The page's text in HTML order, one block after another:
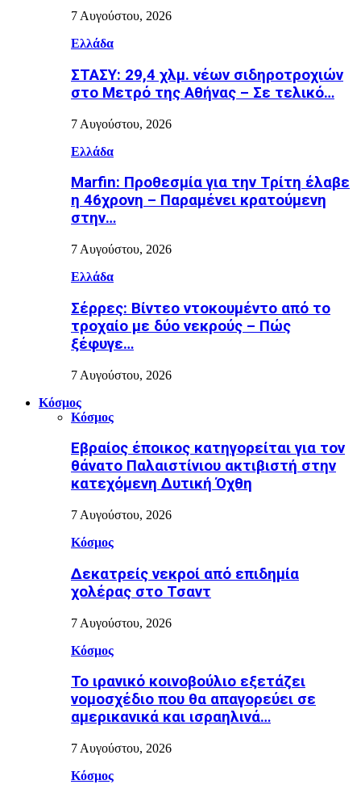
7 Αυγούστου, 2026
Ελλάδα
ΣΤΑΣΥ: 29,4 χλμ. νέων σιδηροτροχιών
στο Μετρό της Αθήνας – Σε τελικό…
7 Αυγούστου, 2026
Ελλάδα
Marfin: Προθεσμία για την Τρίτη έλαβε
η 46χρονη – Παραμένει κρατούμενη
στην…
7 Αυγούστου, 2026
Ελλάδα
Σέρρες: Βίντεο ντοκουμέντο από το
τροχαίο με δύο νεκρούς – Πώς
ξέφυγε…
7 Αυγούστου, 2026
Κόσμος
Κόσμος
Εβραίος έποικος κατηγορείται για τον
θάνατο Παλαιστίνιου ακτιβιστή στην
κατεχόμενη Δυτική Όχθη
7 Αυγούστου, 2026
Κόσμος
Δεκατρείς νεκροί από επιδημία
χολέρας στο Τσαντ
7 Αυγούστου, 2026
Κόσμος
Το ιρανικό κοινοβούλιο εξετάζει
νομοσχέδιο που θα απαγορεύει σε
αμερικανικά και ισραηλινά…
7 Αυγούστου, 2026
Κόσμος